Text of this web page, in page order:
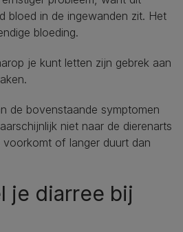
bloed in de ingewanden zit. Het
bloeding.
je kunt letten zijn gebrek aan
de bovenstaande symptomen
niet naar de dierenarts
of langer duurt dan
je diarree bij